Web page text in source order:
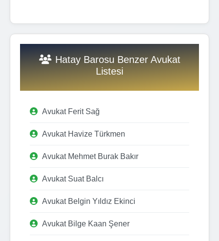
Hatay Barosu Benzer Avukat
Listesi
Avukat Ferit Sağ
Avukat Havize Türkmen
Avukat Mehmet Burak Bakır
Avukat Suat Balcı
Avukat Belgin Yıldız Ekinci
Avukat Bilge Kaan Şener